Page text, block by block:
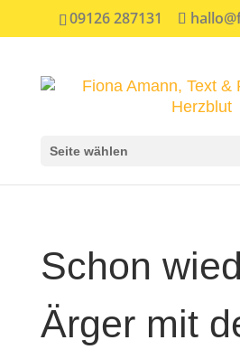
09126 287131
Seite wählen
Schon
Ärger mit